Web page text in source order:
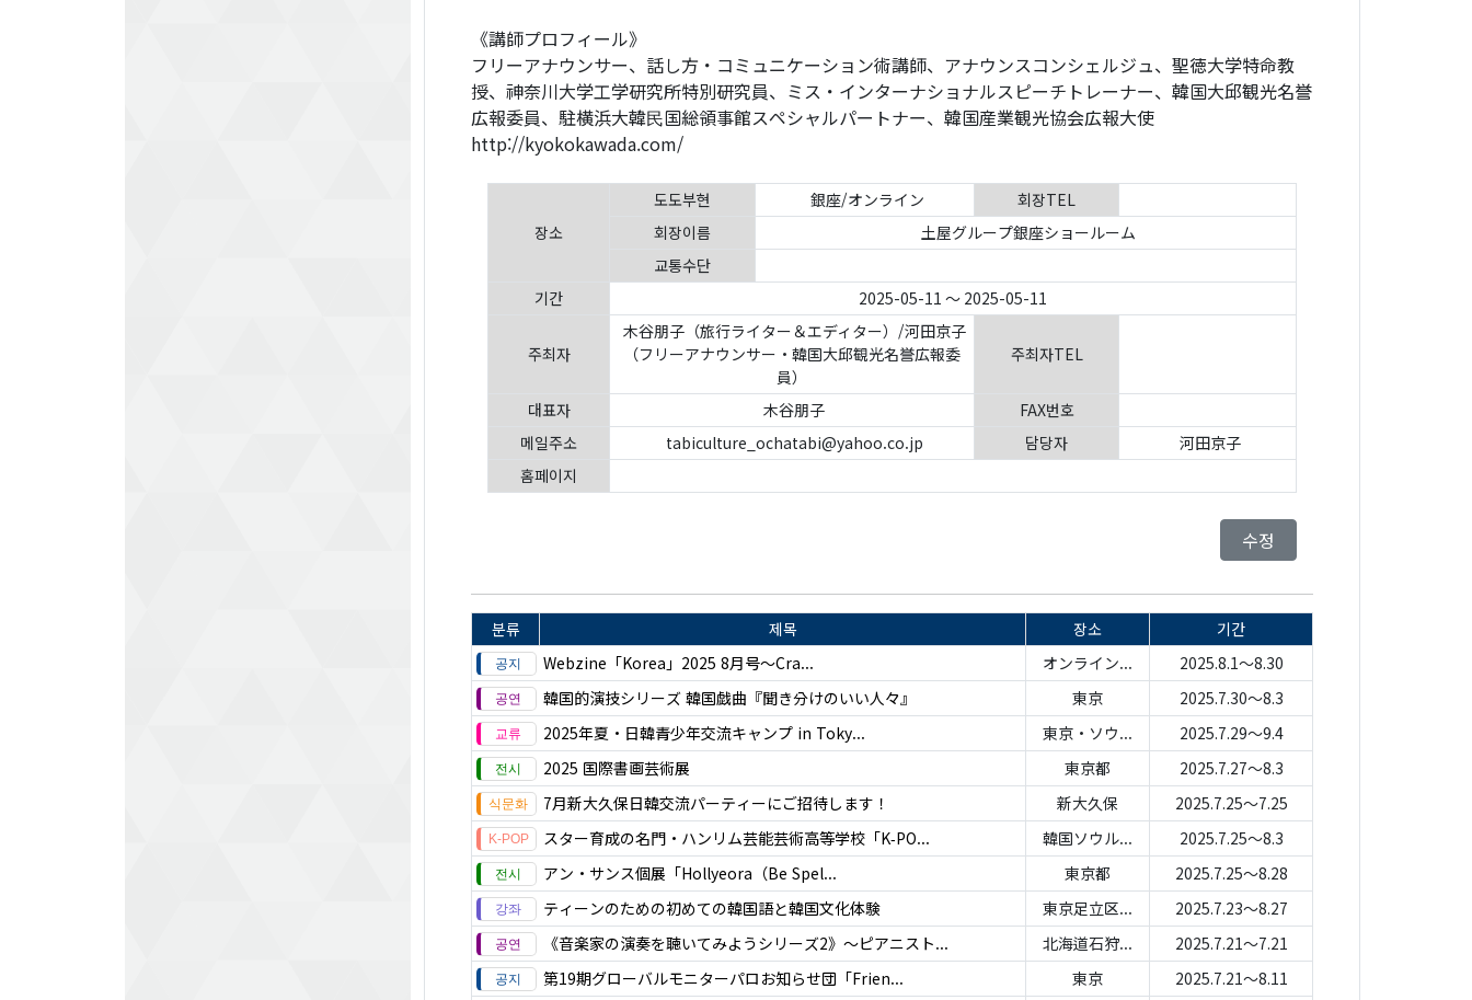
《講師プロフィール》
フリーアナウンサー、話し⽅・コミュニケーション術講師、アナウンスコンシェルジュ、聖徳⼤学特命教
授、神奈川⼤学⼯学研究所特別研究員、ミス・インターナショナルスピーチトレーナー、韓国⼤邱観光名誉
広報委員、駐横浜⼤韓⺠国総領事館スペシャルパートナー、韓国産業観光協会広報⼤使
http://kyokokawada.com/
장소
도도부현 銀座/オンライン
회장TEL
회장이름
土屋グループ銀座ショールーム
교통수단
기간
2025-05-11 ～ 2025-05-11
주최자
木谷朋子（旅行ライター＆エディター）/河田京子
（フリーアナウンサー・韓国大邱観光名誉広報委
員）
주최자TEL
대표자 木谷朋子
FAX번호
메일주소
tabiculture_ochatabi@yahoo.co.jp 담당자
河田京子
홈페이지
수정
분류 제목 장소
기간
Webzine「Korea」2025 8月号～Cra...
オンライン...
2025.8.1～8.30
韓国的演技シリーズ 韓国戯曲『聞き分けのいい人々』
東京
2025.7.30～8.3
2025年夏・日韓青少年交流キャンプ in Toky...
東京・ソウ...
2025.7.29～9.4
2025 国際書画芸術展
東京都
2025.7.27～8.3
7月新大久保日韓交流パーティーにご招待します！
新大久保
2025.7.25～7.25
スター育成の名門・ハンリム芸能芸術高等学校「K‑PO...
韓国ソウル...
2025.7.25～8.3
アン・サンス個展「Hollyeora（Be Spel...
東京都
2025.7.25～8.28
ティーンのための初めての韓国語と韓国文化体験
東京足立区...
2025.7.23～8.27
《音楽家の演奏を聴いてみようシリーズ2》〜ピアニスト...
北海道石狩...
2025.7.21～7.21
第19期グローバルモニターパロお知らせ団「Frien...
東京
2025.7.21～8.11